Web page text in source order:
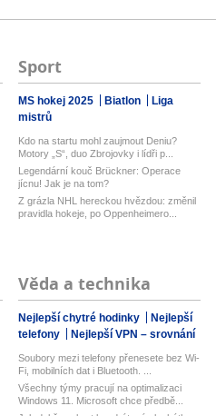
Sport
MS hokej 2025 Biatlon
Liga
mistrů
Kdo na startu mohl zaujmout Deniu?
Motory „S“, duo Zbrojovky i lídři p...
Legendární kouč Brückner: Operace
jícnu! Jak je na tom?
Z grázla NHL hereckou hvězdou: změnil
pravidla hokeje, po Oppenheimero...
Věda a technika
Nejlepší chytré hodinky
Nejlepší
telefony
Nejlepší VPN – srovnání
Soubory mezi telefony přenesete bez Wi-
Fi, mobilních dat i Bluetooth. ...
Všechny týmy pracují na optimalizaci
Windows 11. Microsoft chce předbě...